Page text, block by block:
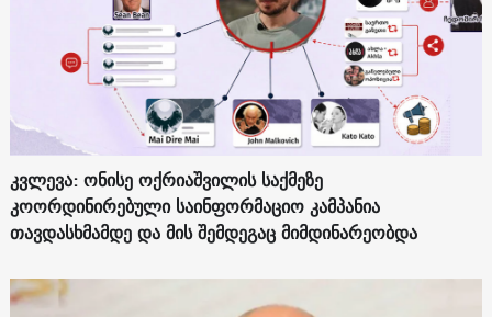
კვლევა: ონისე ოქრიაშვილის საქმეზე
კოორდინირებული საინფორმაციო კამპანია
თავდასხმამდე და მის შემდეგაც მიმდინარეობდა